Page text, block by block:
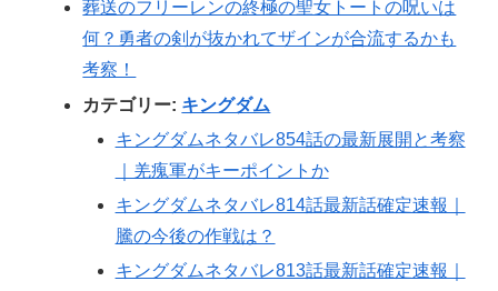
葬送のフリーレンの終極の聖女トートの呪いは
何？勇者の剣が抜かれてザインが合流するかも
考察！
カテゴリー: キングダム
キングダムネタバレ854話の最新展開と考察
｜羌瘣軍がキーポイントか
キングダムネタバレ814話最新話確定速報｜
騰の今後の作戦は？
キングダムネタバレ813話最新話確定速報｜